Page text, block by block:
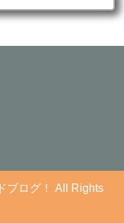
ログ！ All Rights